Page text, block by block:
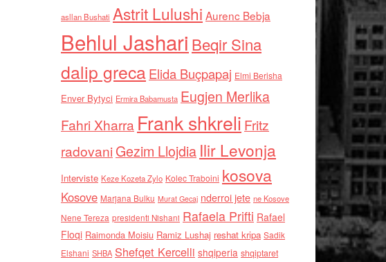
asllan Bushati Astrit Lulushi Aurenc Bebja
Behlul Jashari Beqir Sina
dalip grecaElida Buçpapaj Elmi Berisha
Enver Bytyci Ermira Babamusta Eugjen Merlika
Fahri Xharra Frank shkreli Fritz
radovaniGezim Llojdia Ilir Levonja
Interviste Keze Kozeta Zylo Kolec Traboini kosova
Kosove Marjana Bulku Murat Gecaj nderroi jete ne Kosove
Nene Tereza presidenti Nishani Rafaela Prifti Rafael
Floqi Raimonda Moisiu Ramiz Lushaj reshat kripa Sadik
Elshani SHBA Shefqet Kercelli shqiperia shqiptaret